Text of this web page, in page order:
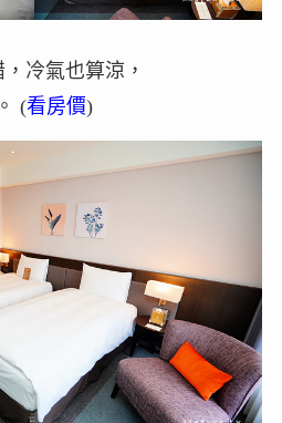
冷氣也算涼，
(看房價)